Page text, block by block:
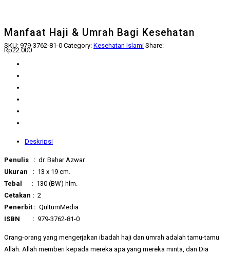
Manfaat Haji & Umrah Bagi Kesehatan
Rp22.000
SKU: 979-3762-81-0 Category: Kesehatan Islami Share:
Deskripsi
Penulis : dr. Bahar Azwar
Ukuran : 13 x 19 cm.
Tebal : 130 (BW) hlm.
Cetakan : 2
Penerbit : QultumMedia
ISBN : 979-3762-81-0
Orang-orang yang mengerjakan ibadah haji dan umrah adalah tamu-tamu
Allah. Allah memberi kepada mereka apa yang mereka minta, dan Dia